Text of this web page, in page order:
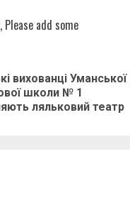
add some
вихованці Уманської
школи № 1
ляльковий театр